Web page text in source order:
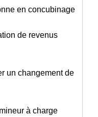
en concubinage
de revenus
un changement de
à charge